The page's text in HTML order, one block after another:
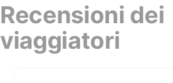
Recensioni dei
viaggiatori